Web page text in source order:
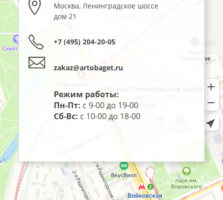
Москва,Ленинградское шоссе
дом 21
+7 (495) 204-20-05
zakaz@artobaget.ru
Режим работы:
Пн-Пт: с 9-00 до 19-00
Сб-Вс: с 10-00 до 18-00